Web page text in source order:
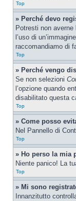
Top
» Perché devo
Potresti non
l’uso di
raccomandiamo di
Top
» Perché vengo
Se non selezioni
l’opzione quando
disabilitato questa
Top
» Come posso
Nel Pannello di
Top
» Ho perso la mia
Niente panico! La
Top
» Mi sono
Innanzitutto